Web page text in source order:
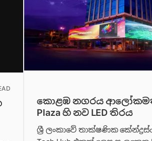
කොළඹ නගරය
Plaza හි නව LED තිරය
ශ්‍රී ලංකාවේ තාක්ෂණික